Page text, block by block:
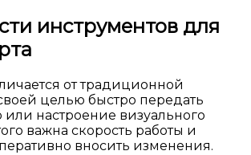
инструментов для
от традиционной
целью быстро передать
или настроение визуального
важна скорость работы и
вносить изменения.